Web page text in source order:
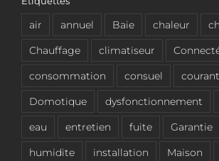
air annuel Baie chaleur
Chauffage
climatiseur
consommation
consuel
courant
Domotique
dysfonctionnement
eau
entretien fuite Garantie
humidite
installation Maison